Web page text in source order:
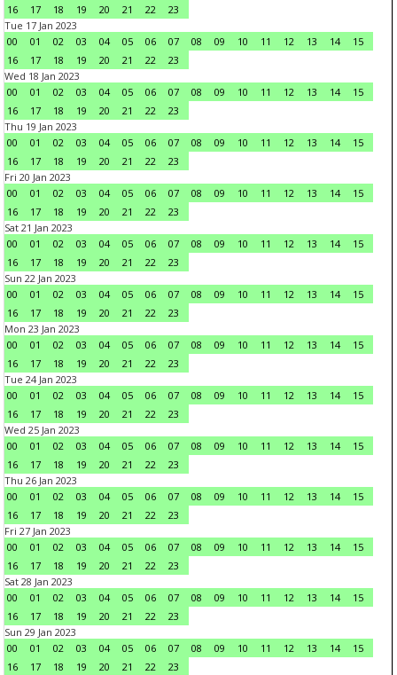
16 17 18 19 20 21 22
23
Tue 17 Jan 2023
00
01 02 03 04 05 06 07 08 09 10 11 12 13 14
15
16
17 18 19 20 21 22
23
Wed 18 Jan 2023
00
01 02 03 04 05 06 07 08 09 10 11 12 13 14
15
16
17 18 19 20 21 22
23
Thu 19 Jan 2023
00
01 02 03 04 05 06 07 08 09 10 11 12 13 14
15
16
17 18 19 20 21 22
23
Fri 20 Jan 2023
00
01 02 03 04 05 06 07 08 09 10 11 12 13 14
15
16
17 18 19 20 21 22
23
Sat 21 Jan 2023
00
01 02 03 04 05 06 07 08 09 10 11 12 13 14
15
16
17 18 19 20 21 22
23
Sun 22 Jan 2023
00
01 02 03 04 05 06 07 08 09 10 11 12 13 14
15
16
17 18 19 20 21 22
23
Mon 23 Jan 2023
00
01 02 03 04 05 06 07 08 09 10 11 12 13 14
15
16
17 18 19 20 21 22
23
Tue 24 Jan 2023
00
01 02 03 04 05 06 07 08 09 10 11 12 13 14
15
16
17 18 19 20 21 22
23
Wed 25 Jan 2023
00
01 02 03 04 05 06 07 08 09 10 11 12 13 14
15
16
17 18 19 20 21 22
23
Thu 26 Jan 2023
00
01 02 03 04 05 06 07 08 09 10 11 12 13 14
15
16
17 18 19 20 21 22
23
Fri 27 Jan 2023
00
01 02 03 04 05 06 07 08 09 10 11 12 13 14
15
16
17 18 19 20 21 22
23
Sat 28 Jan 2023
00
01 02 03 04 05 06 07 08 09 10 11 12 13 14
15
16
17 18 19 20 21 22
23
Sun 29 Jan 2023
00
01 02 03 04 05 06 07 08 09 10 11 12 13 14
15
16
17 18 19 20 21 22
23